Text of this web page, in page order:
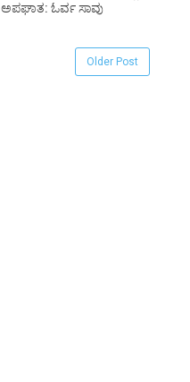
ಅಪಘಾತ: ಓರ್ವ ಸಾವು
Older Post